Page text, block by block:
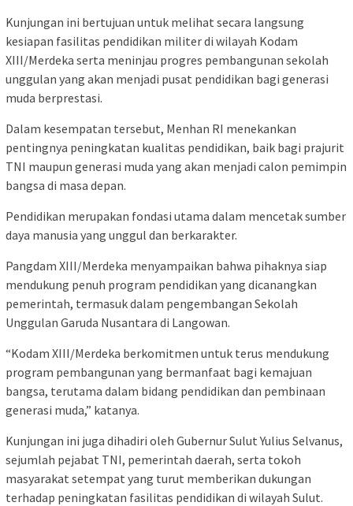
Kunjungan ini bertujuan untuk melihat secara langsung
kesiapan fasilitas pendidikan militer di wilayah Kodam
XIII/Merdeka serta meninjau progres pembangunan sekolah
unggulan yang akan menjadi pusat pendidikan bagi generasi
muda berprestasi.
Dalam kesempatan tersebut, Menhan RI menekankan
pentingnya peningkatan kualitas pendidikan, baik bagi prajurit
TNI maupun generasi muda yang akan menjadi calon pemimpin
bangsa di masa depan.
Pendidikan merupakan fondasi utama dalam mencetak sumber
daya manusia yang unggul dan berkarakter.
Pangdam XIII/Merdeka menyampaikan bahwa pihaknya siap
mendukung penuh program pendidikan yang dicanangkan
pemerintah, termasuk dalam pengembangan Sekolah
Unggulan Garuda Nusantara di Langowan.
“Kodam XIII/Merdeka berkomitmen untuk terus mendukung
program pembangunan yang bermanfaat bagi kemajuan
bangsa, terutama dalam bidang pendidikan dan pembinaan
generasi muda,” katanya.
Kunjungan ini juga dihadiri oleh Gubernur Sulut Yulius Selvanus,
sejumlah pejabat TNI, pemerintah daerah, serta tokoh
masyarakat setempat yang turut memberikan dukungan
terhadap peningkatan fasilitas pendidikan di wilayah Sulut.